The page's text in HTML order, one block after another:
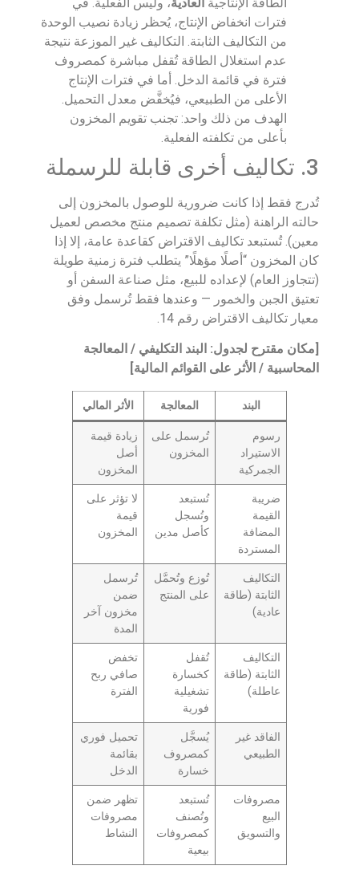
فترات انخفاض الإنتاج، يُحظر زيادة نصيب الوحدة
من التكاليف الثابتة. التكاليف غير الموزعة نتيجة
عدم استغلال الطاقة تُقفل مباشرة كمصروف
فترة في قائمة الدخل. أما في فترات الإنتاج
الأعلى من الطبيعي، فيُخفَّض معدل التحميل.
الهدف من ذلك واحد: تجنب تقويم المخزون
بأعلى من تكلفته الفعلية.
3. تكاليف أخرى قابلة للرسملة
تُدرج فقط إذا كانت ضرورية للوصول بالمخزون إلى
حالته الراهنة (مثل تكلفة تصميم منتج مخصص لعميل
معين). تُستبعد تكاليف الاقتراض كقاعدة عامة، إلا إذا
كان المخزون “أصلًا مؤهلًا” يتطلب فترة زمنية طويلة
(تتجاوز العام) لإعداده للبيع، مثل صناعة السفن أو
تعتيق الجبن والخمور — وعندها فقط تُرسمل وفق
معيار تكاليف الاقتراض رقم 14.
[مكان مقترح لجدول: البند التكليفي / المعالجة
المحاسبية / الأثر على القوائم المالية]
البند المعالجة الأثر المالي
رسوم
الاستيراد
الجمركية
تُرسمل على
المخزون
زيادة قيمة
أصل
المخزون
ضريبة
القيمة
المضافة
المستردة
تُستبعد
وتُسجل
كأصل مدين
لا تؤثر على
قيمة
المخزون
التكاليف
الثابتة (طاقة
عادية)
تُوزع وتُحمَّل
على المنتج
تُرسمل
ضمن
مخزون آخر
المدة
التكاليف
الثابتة (طاقة
عاطلة)
تُقفل
كخسارة
تشغيلية
فورية
تخفض
صافي ربح
الفترة
الفاقد غير
الطبيعي
يُسجَّل
كمصروف
خسارة
تحميل فوري
بقائمة
الدخل
مصروفات
البيع
والتسويق
تُستبعد
وتُصنف
كمصروفات
بيعية
تظهر ضمن
مصروفات
النشاط